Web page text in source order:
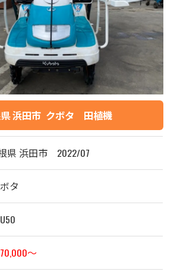
浜田市 クボタ 田植機
県 浜田市 2022/07
タ
〜